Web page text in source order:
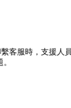
客服時，支援人